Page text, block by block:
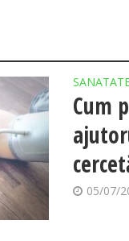
Cum
05/07/